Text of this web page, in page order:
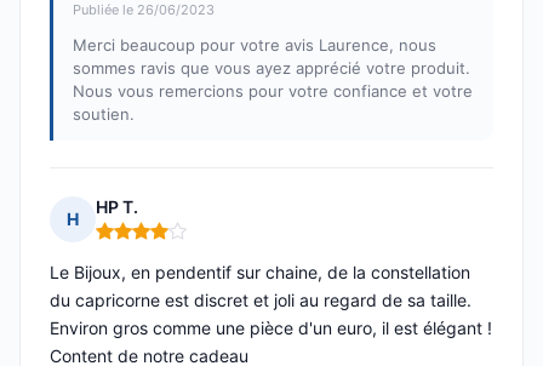
Publiée le 26/06/2023
Merci beaucoup pour votre avis Laurence, nous
sommes ravis que vous ayez apprécié votre produit.
Nous vous remercions pour votre confiance et votre
soutien.
H
HP T.
Note : 4 sur 5
Le Bijoux, en pendentif sur chaine, de la constellation
du capricorne est discret et joli au regard de sa taille.
Environ gros comme une pièce d'un euro, il est élégant !
Content de notre cadeau